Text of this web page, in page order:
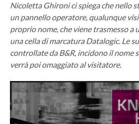
Nicoletta Ghironi ci spiega che nello
un pannello operatore, qualunque
proprio nome, che viene trasmesso a
una cella di marcatura Datalogic. Le
controllate da B&R, incidono il nome
verrà poi omaggiato al visitatore.